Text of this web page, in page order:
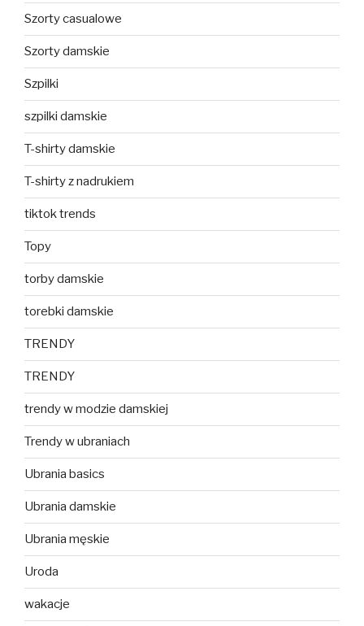
Szorty casualowe
Szorty damskie
Szpilki
szpilki damskie
T-shirty damskie
T-shirty z nadrukiem
tiktok trends
Topy
torby damskie
torebki damskie
TRENDY
TRENDY
trendy w modzie damskiej
Trendy w ubraniach
Ubrania basics
Ubrania damskie
Ubrania męskie
Uroda
wakacje